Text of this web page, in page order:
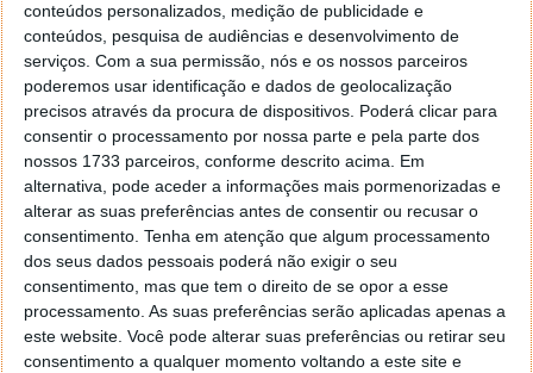
conteúdos personalizados, medição de publicidade e
conteúdos, pesquisa de audiências e desenvolvimento de
serviços. Com a sua permissão, nós e os nossos parceiros
poderemos usar identificação e dados de geolocalização
precisos através da procura de dispositivos. Poderá clicar para
consentir o processamento por nossa parte e pela parte dos
nossos 1733 parceiros, conforme descrito acima. Em
alternativa, pode aceder a informações mais pormenorizadas e
alterar as suas preferências antes de consentir ou recusar o
consentimento. Tenha em atenção que algum processamento
dos seus dados pessoais poderá não exigir o seu
consentimento, mas que tem o direito de se opor a esse
processamento. As suas preferências serão aplicadas apenas a
este website. Você pode alterar suas preferências ou retirar seu
consentimento a qualquer momento voltando a este site e
Vítor M.
7 de Novembro de 2005 às 01:39
@Reporter
Desculpa mas o link funciona. Seja como for segue por mail
o MSn Messenger 8.
Responder
Vítor M.
7 de Novembro de 2005 às 11:21
@Rui
Tens de encontrar o que te falei. Faz da seguinte maneira,
janela iniciar e no topo dessa janela com o botão direito do
rato faz propriedades. Depois no separador Menu ‘Iniciar’
clica no botão ‘Personalizar’ aí encontrarás no separador
geral a opção para escolheres o Browser com que queres